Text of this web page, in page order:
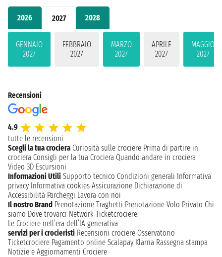
2026 2027 2028
GENNAIO
2027
FEBBRAIO
2027
MARZO
2027
APRILE
2027
MAGGIO
2027
Recensioni
4.9
tutte le recensioni
Scegli la tua crociera Curiosità sulle crociere Prima di partire in
crociera Consigli per la tua Crociera Quando andare in crociera
Video 3D Escursioni
Informazioni Utili Supporto tecnico Condizioni generali Informativa
privacy Informativa cookies Assicurazione Dichiarazione di
Accessibilità Parcheggi Lavora con noi
Il nostro Brand Prenotazione Traghetti Prenotazione Volo Privato Chi
siamo Dove trovarci Network Ticketcrociere:
Le Crociere nell’era dell’IA generativa
servizi per i crocieristi Recensioni crociere Osservatorio
Ticketcrociere Pagamento online Scalapay Klarna Rassegna stampa
Notizie e Aggiornamenti Crociere